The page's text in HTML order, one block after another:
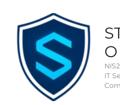
contenuto
IT